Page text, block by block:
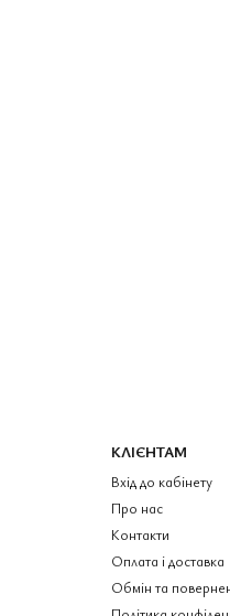
КЛІЄНТАМ
Вхід до кабінету
Про нас
Контакти
Оплата і доставка
Обмін та